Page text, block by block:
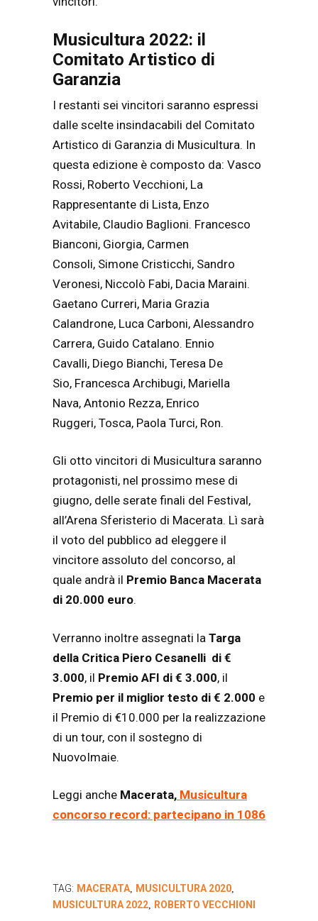
Musicultura 2022: il
Comitato Artistico di
Garanzia
I restanti sei vincitori saranno espressi
dalle scelte insindacabili del Comitato
Artistico di Garanzia di Musicultura. In
questa edizione è composto da: Vasco
Rossi, Roberto Vecchioni, La
Rappresentante di Lista, Enzo
Avitabile, Claudio Baglioni. Francesco
Bianconi, Giorgia, Carmen
Consoli, Simone Cristicchi, Sandro
Veronesi, Niccolò Fabi, Dacia Maraini.
Gaetano Curreri, Maria Grazia
Calandrone, Luca Carboni, Alessandro
Carrera, Guido Catalano. Ennio
Cavalli, Diego Bianchi, Teresa De
Sio, Francesca Archibugi, Mariella
Nava, Antonio Rezza, Enrico
Ruggeri, Tosca, Paola Turci, Ron.
Gli otto vincitori di Musicultura saranno
protagonisti, nel prossimo mese di
giugno, delle serate finali del Festival,
all’Arena Sferisterio di Macerata. Lì sarà
il voto del pubblico ad eleggere il
vincitore assoluto del concorso, al
quale andrà il Premio Banca Macerata
di 20.000 euro.
Verranno inoltre assegnati la Targa
della Critica Piero Cesanelli di €
3.000, il Premio AFI di € 3.000, il
Premio per il miglior testo di € 2.000 e
il Premio di €10.000 per la realizzazione
di un tour, con il sostegno di
NuovoImaie.
Leggi anche Macerata, Musicultura
concorso record: partecipano in 1086
TAG: MACERATA, MUSICULTURA 2020,
MUSICULTURA 2022, ROBERTO VECCHIONI